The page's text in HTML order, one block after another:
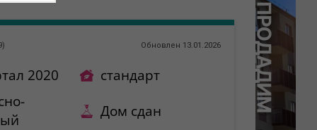
) Обновлен 13.01.2026
2020
стандарт
Дом сдан